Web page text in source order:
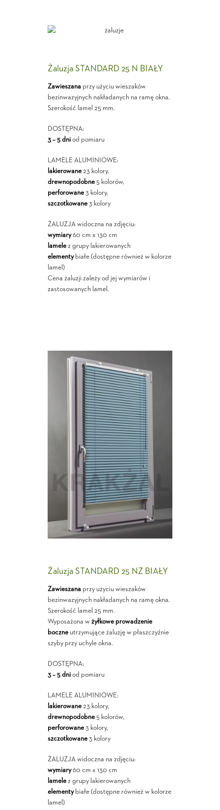
Żaluzja STANDARD 25 N BIAŁY
Zawieszanaprzy użyciu wieszaków
bezinwazyjnych nakładanych na ramę okna.
Szerokość lamel 25 mm.
DOSTĘPNA:
3 – 5 dniod pomiaru
LAMELE ALUMINIOWE:
lakierowane23 kolory,
drewnopodobne5 kolorów,
perforowane3 kolory,
szczotkowane3 kolory
ŻALUZJA widoczna na zdjęciu:
wymiary60 cm x 130 cm
lamelez grupy lakierowanych
elementybiałe (dostępne również w kolorze
lamel)
Cena żaluzji zależy od jej wymiarów i
zastosowanych lamel.
Żaluzja STANDARD 25 NZ BIAŁY
Zawieszanaprzy użyciu wieszaków
bezinwazyjnych nakładanych na ramę okna.
Szerokość lamel 25 mm.
Wyposażona w żyłkowe prowadzenie
boczneutrzymujące żaluzję w płaszczyźnie
szyby przy uchyle okna.
DOSTĘPNA:
3 – 5 dniod pomiaru
LAMELE ALUMINIOWE:
lakierowane23 kolory,
drewnopodobne5 kolorów,
perforowane3 kolory,
szczotkowane3 kolory
ŻALUZJA widoczna na zdjęciu:
wymiary60 cm x 130 cm
lamelez grupy lakierowanych
elementybiałe (dostępne również w kolorze
lamel)